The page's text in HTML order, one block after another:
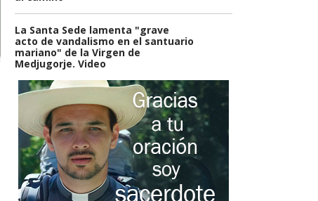
La Santa Sede lamenta "grave
acto de vandalismo en el santuario
mariano" de la Virgen de
Medjugorje. Video